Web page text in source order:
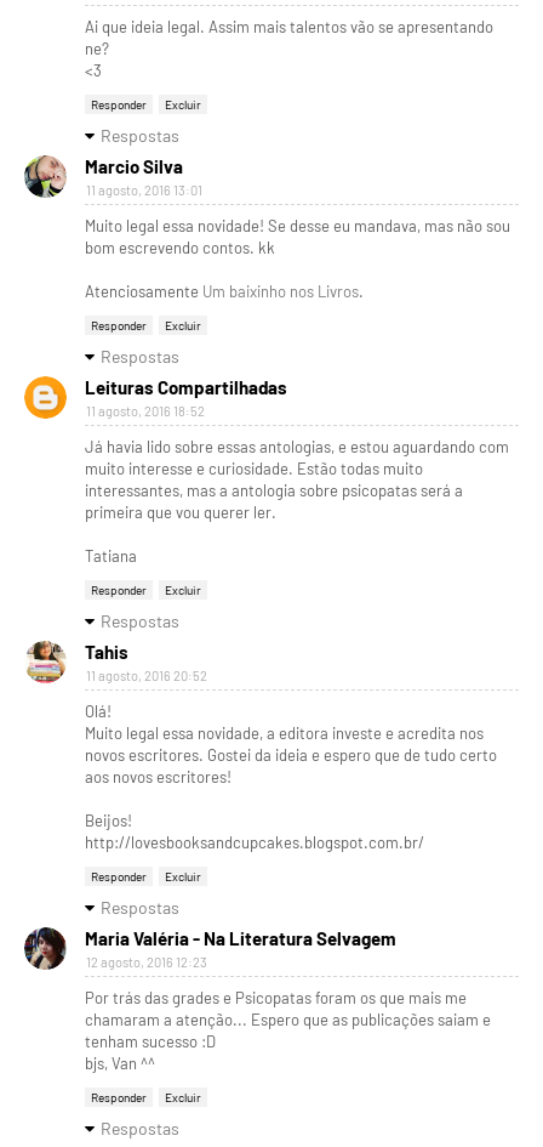
Ai que ideia legal. Assim mais talentos vão se apresentando
ne?
<3
Responder Excluir
Respostas
Marcio Silva
11 agosto, 2016 13:01
Muito legal essa novidade! Se desse eu mandava, mas não sou
bom escrevendo contos. kk
Atenciosamente Um baixinho nos Livros.
Responder Excluir
Respostas
Leituras Compartilhadas
11 agosto, 2016 18:52
Já havia lido sobre essas antologias, e estou aguardando com
muito interesse e curiosidade. Estão todas muito
interessantes, mas a antologia sobre psicopatas será a
primeira que vou querer ler.
Tatiana
Responder Excluir
Respostas
Tahis
11 agosto, 2016 20:52
Olá!
Muito legal essa novidade, a editora investe e acredita nos
novos escritores. Gostei da ideia e espero que de tudo certo
aos novos escritores!
Beijos!
http://lovesbooksandcupcakes.blogspot.com.br/
Responder Excluir
Respostas
Maria Valéria - Na Literatura Selvagem
12 agosto, 2016 12:23
Por trás das grades e Psicopatas foram os que mais me
chamaram a atenção... Espero que as publicações saiam e
tenham sucesso :D
bjs, Van ^^
Responder Excluir
Respostas